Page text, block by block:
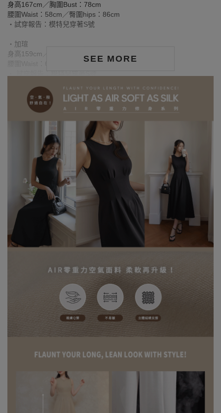
SEE MORE
身高167cm／胸圍Bust：78cm
腰圍Waist：58cm／臀圍hips：86cm
‧試穿報告：模特兒穿著S號
‧加瑄
身高159cm／胸圍Bust：80cm
腰圍Waist：63.5cm／臀圍hips：85cm
洗滌注意事項：
※ 首次洗滌時，深色／飽和色系布料較易釋出多餘的固色劑，屬正
常現象。
※ 建議深色衣物於首次穿著前先行單獨下水清洗，有助釋出多餘染
劑，減少移染或掉色風險。
※ 請與淺色衣物分開洗滌，避免互相染色或產生移染情形。
※ 穿搭時亦建議避免與淺色配件、包款、飾品一同使用，以降低因
摩擦或潮濕造成染色的可能性。
※ 顏色請參考單品圖片較為接近，但因圖檔顏色會因個人電腦螢幕
設定差異略有不同，請以實際商品顏色為準。